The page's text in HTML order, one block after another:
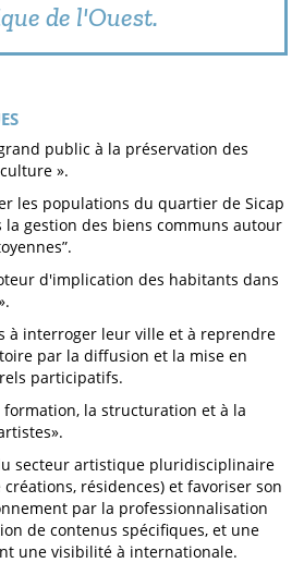
de l'Ouest.
public à la préservation des
».
les populations du quartier de Sicap
gestion des biens communs autour
d'implication des habitants dans
à interroger leur ville et à reprendre
par la diffusion et la mise en
participatifs.
formation, la structuration et à la
secteur artistique pluridisciplinaire
résidences) et favoriser son
par la professionnalisation
de contenus spécifiques, et une
une visibilité à internationale.